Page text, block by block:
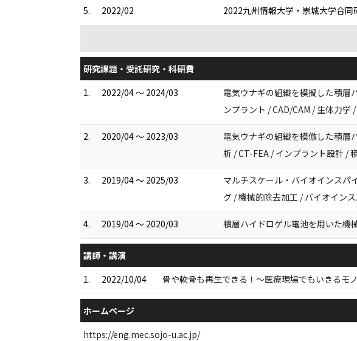
5. 2022/02 2022九州情報大学・崇城大学合
研究課題・受託研究・科研費
1.
2022/04 ～ 2024/03
電気ウナギの組織を模擬した積層
ンプラント / CAD/CAM / 生体力学
2. 2020/04 ～ 2023/03
電気ウナギの組織を模倣した積層
析 / CT-FEA / インプラント設計 /
3. 2019/04 ～ 2025/03
マルチスケール・バイオインスパ
グ / 機械的除去加工 / バイオイン
4. 2019/04 ～ 2020/03 積層ハイドロゲル電池を用いた機
講師・講演
1.
2022/10/04 骨や軟骨も再生できる！～医療現場でもいきるモ
ホームページ
https://eng.mec.sojo-u.ac.jp/